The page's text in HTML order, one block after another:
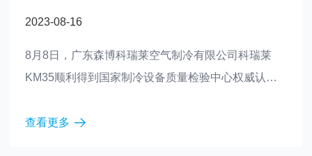
空气制冷有限公司科瑞莱
设备质量检验中心权威认
苟、精益求精，始终保持优
工业加湿器降低
2020-06-04